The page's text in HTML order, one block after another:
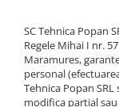
1.5.1. Combustibili
1.5.2. Cuzineti si
SC Tehnica Popan
Regele Mihai I nr.
Maramures,
personal
Tehnica Popan
modifica partial